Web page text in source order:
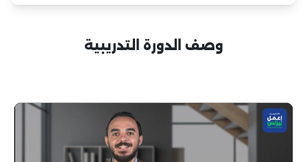
وصف الدورة التدريبية